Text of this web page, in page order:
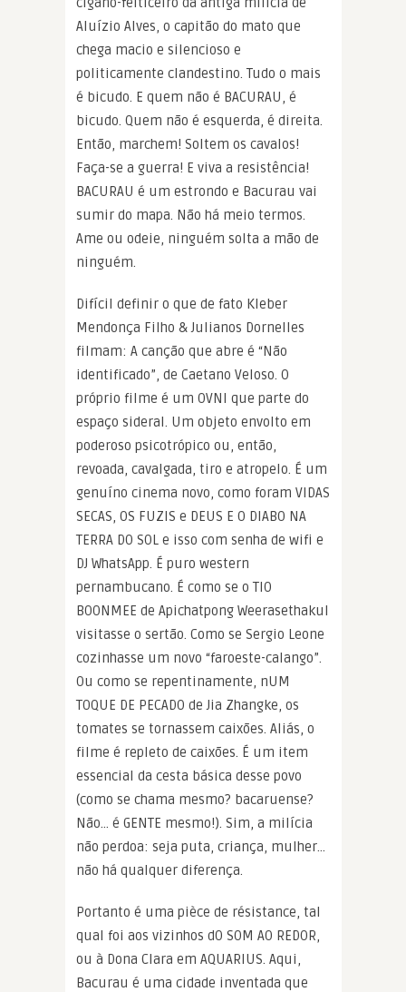
Aluízio Alves, o capitão do mato que
chega macio e silencioso e
politicamente clandestino. Tudo o mais
é bicudo. E quem não é BACURAU, é
bicudo. Quem não é esquerda, é direita.
Então, marchem! Soltem os cavalos!
Faça-se a guerra! E viva a resistência!
BACURAU é um estrondo e Bacurau vai
sumir do mapa. Não há meio termos.
Ame ou odeie, ninguém solta a mão de
ninguém.
Difícil definir o que de fato Kleber
Mendonça Filho & Julianos Dornelles
filmam: A canção que abre é “Não
identificado”, de Caetano Veloso. O
próprio filme é um OVNI que parte do
espaço sideral. Um objeto envolto em
poderoso psicotrópico ou, então,
revoada, cavalgada, tiro e atropelo. É um
genuíno cinema novo, como foram VIDAS
SECAS, OS FUZIS e DEUS E O DIABO NA
TERRA DO SOL e isso com senha de wifi e
DJ WhatsApp. É puro western
pernambucano. É como se o TIO
BOONMEE de Apichatpong Weerasethakul
visitasse o sertão. Como se Sergio Leone
cozinhasse um novo “faroeste-calango”.
Ou como se repentinamente, nUM
TOQUE DE PECADO de Jia Zhangke, os
tomates se tornassem caixões. Aliás, o
filme é repleto de caixões. É um item
essencial da cesta básica desse povo
(como se chama mesmo? bacaruense?
Não… é GENTE mesmo!). Sim, a milícia
não perdoa: seja puta, criança, mulher…
não há qualquer diferença.
Portanto é uma pièce de résistance, tal
qual foi aos vizinhos dO SOM AO REDOR,
ou à Dona Clara em AQUARIUS. Aqui,
Bacurau é uma cidade inventada que